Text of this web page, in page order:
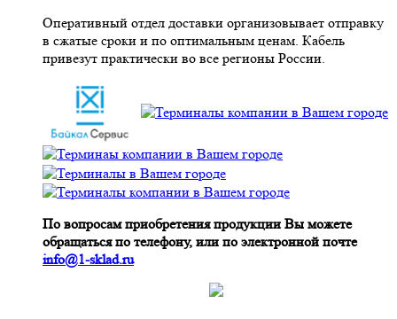
Оперативный отдел доставки организовывает отправку
в сжатые сроки и по оптимальным ценам. Кабель
привезут практически во все регионы России.
По вопросам приобретения продукции Вы можете
обращаться по телефону, или по электронной почте
info@1-sklad.ru